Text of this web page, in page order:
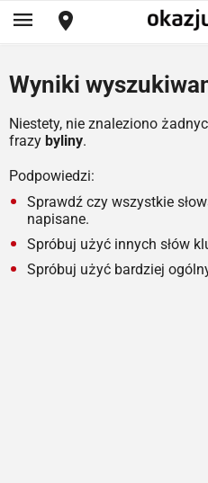
Wyniki
Niestety, nie znaleziono
frazy byliny.
Podpowiedzi:
Sprawdź czy wszystkie
napisane.
Spróbuj użyć innych słów
Spróbuj użyć bardziej